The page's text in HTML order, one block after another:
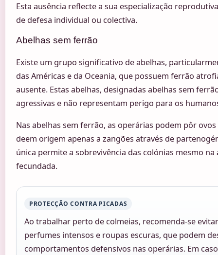
Esta ausência reflecte a sua especialização
de defesa individual ou colectiva.
Abelhas sem ferrão
Existe um grupo significativo de abelhas,
das Américas e da Oceania, que possuem ferrão
ausente. Estas abelhas, designadas abelhas sem
agressivas e não representam perigo para os
Nas abelhas sem ferrão, as operárias podem pôr
deem origem apenas a zangões através de
única permite a sobrevivência das colónias mesmo
fecundada.
PROTECÇÃO CONTRA PICADAS
Ao trabalhar perto de colmeias, recomenda-se
perfumes intensos e roupas escuras, que podem
comportamentos defensivos nas operárias. Em